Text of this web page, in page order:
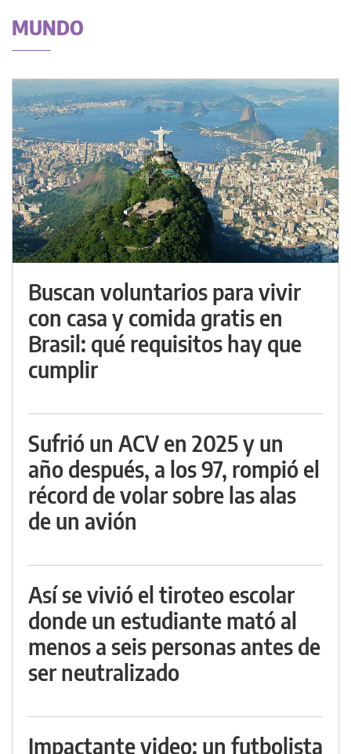
MUNDO
Buscan voluntarios para vivir
con casa y comida gratis en
Brasil: qué requisitos hay que
cumplir
Sufrió un ACV en 2025 y un
año después, a los 97, rompió el
récord de volar sobre las alas
de un avión
Así se vivió el tiroteo escolar
donde un estudiante mató al
menos a seis personas antes de
ser neutralizado
Impactante video: un futbolista